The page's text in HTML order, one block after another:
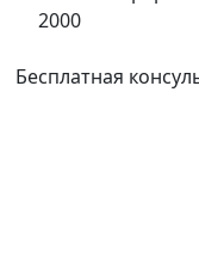
2000
Бесплатная